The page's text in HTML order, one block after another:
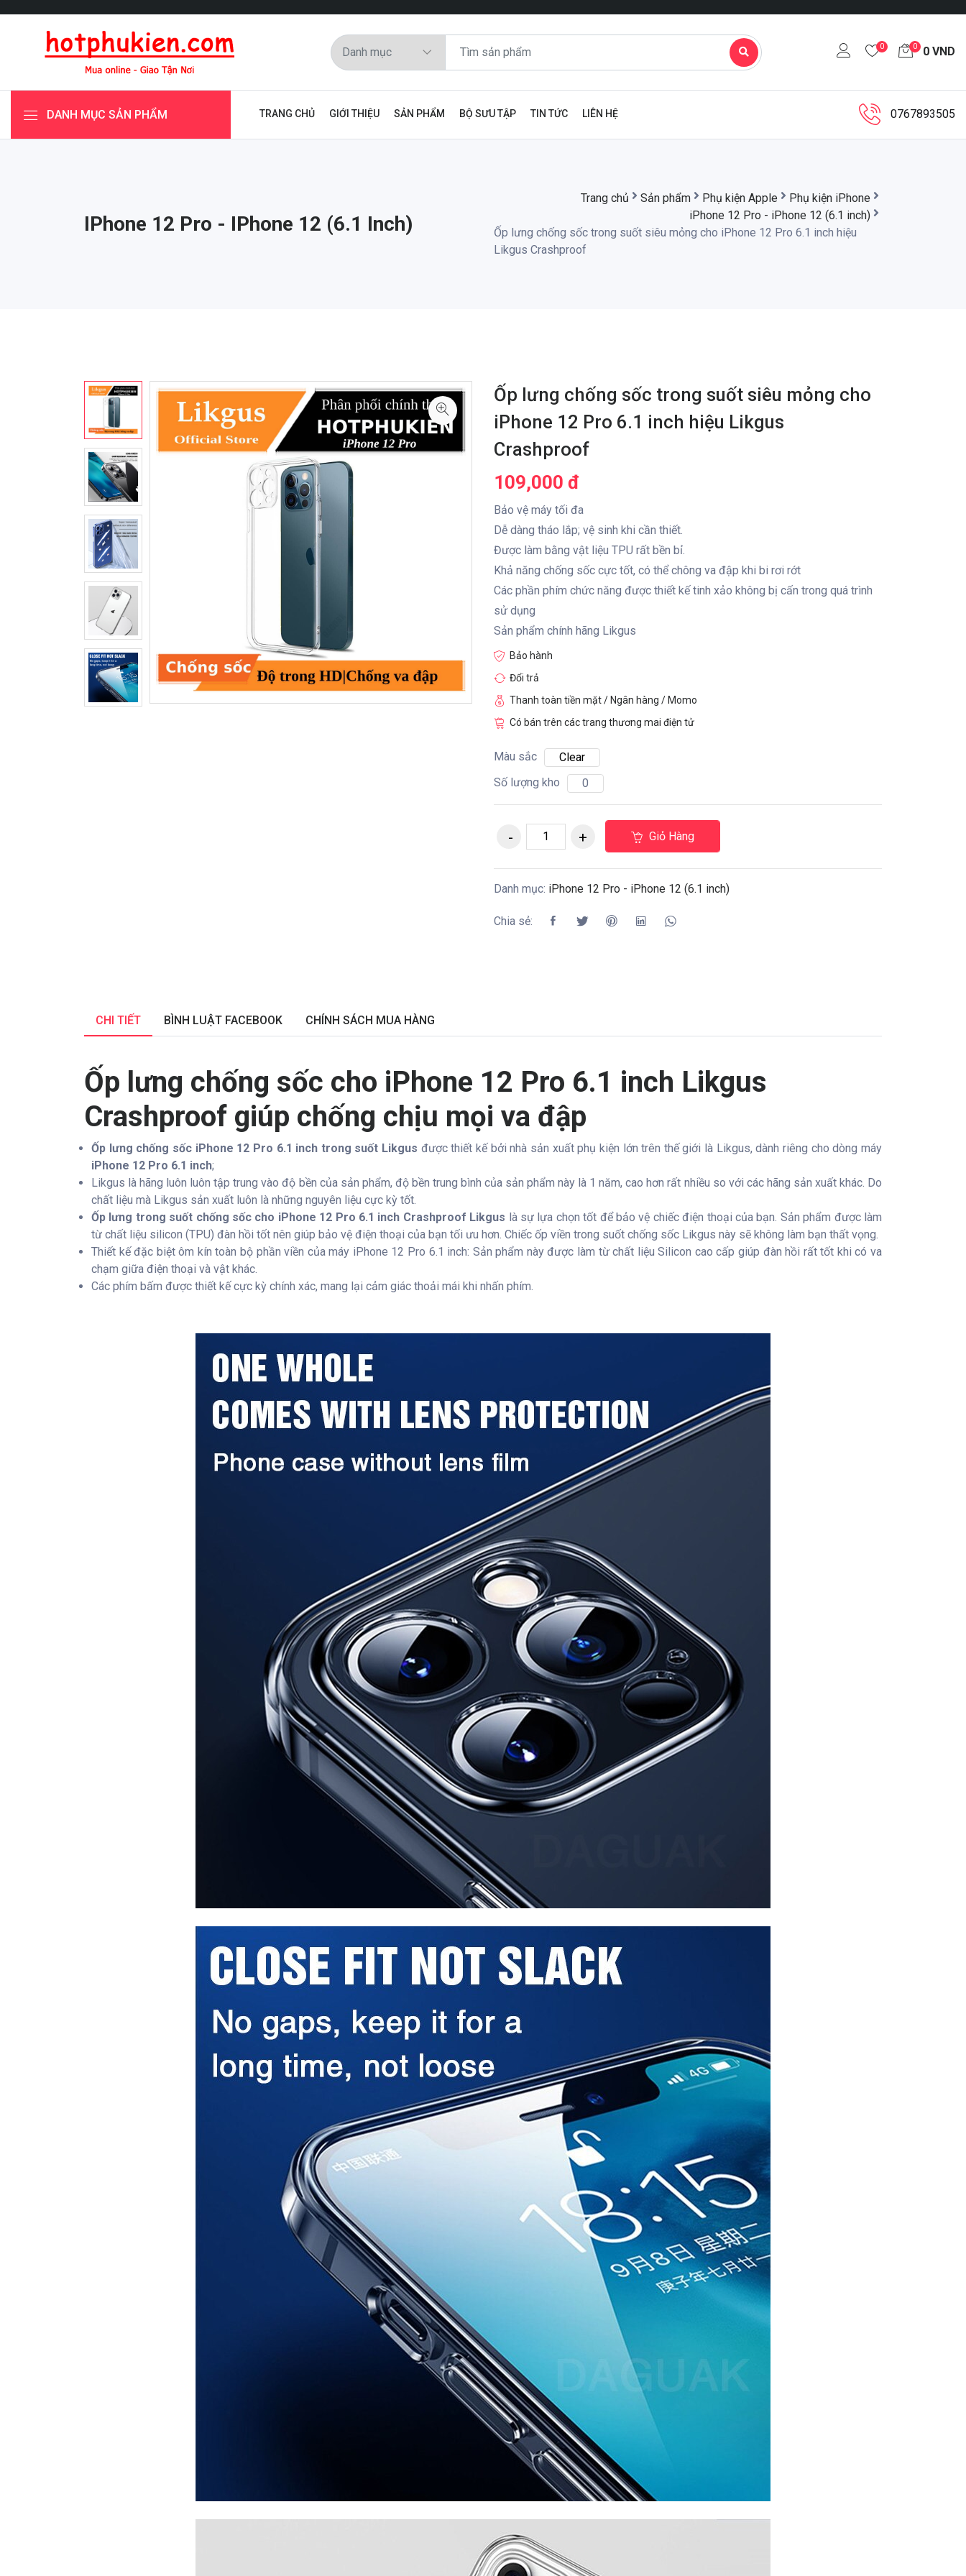
0 0 0 VND
DANH MỤC SẢN PHẨM TRANG CHỦ GIỚI THIỆU SẢN PHẨM BỘ SƯU TẬP TIN TỨC LIÊN HỆ 0767893505
IPhone 12 Pro - IPhone 12 (6.1 Inch)
Trang chủ Sản phẩm Phụ kiện Apple
Phụ kiện iPhone
iPhone 12 Pro - iPhone 12 (6.1 inch)
Ốp lưng chống sốc trong suốt siêu mỏng cho iPhone 12 Pro 6.1 inch hiệu
Likgus Crashproof
Ốp lưng chống sốc trong suốt siêu mỏng cho
iPhone 12 Pro 6.1 inch hiệu Likgus
Crashproof
109,000 đ
Bảo vệ máy tối đa
Dễ dàng tháo lắp; vệ sinh khi cần thiết.
Được làm bằng vật liệu TPU rất bền bỉ.
Khả năng chống sốc cực tốt, có thể chông va đập khi bi rơi rớt
Các phần phím chức năng được thiết kế tinh xảo không bị cấn trong quá trình
sử dụng
Sản phẩm chính hãng Likgus
Bảo hành
Đổi trả
Thanh toàn tiền mặt / Ngân hàng / Momo
Có bán trên các trang thương mai điện tử
Màu sắc
Clear
Số lượng kho
0
Giỏ Hàng
Danh mục: iPhone 12 Pro - iPhone 12 (6.1 inch)
Chia sẻ:
CHI TIẾT BÌNH LUẬT FACEBOOK CHÍNH SÁCH MUA HÀNG
Ốp lưng chống sốc cho iPhone 12 Pro 6.1 inch Likgus
Crashproof giúp chống chịu mọi va đập
Ốp lưng chống sốc iPhone 12 Pro 6.1 inch trong suốt Likgus được thiết kế bởi nhà sản xuất phụ kiện lớn trên thế giới là Likgus, dành riêng cho dòng máy
iPhone 12 Pro 6.1 inch;
Likgus là hãng luôn luôn tập trung vào độ bền của sản phẩm, độ bền trung bình của sản phẩm này là 1 năm, cao hơn rất nhiều so với các hãng sản xuất khác. Do
chất liệu mà Likgus sản xuất luôn là những nguyên liệu cực kỳ tốt.
Ốp lưng trong suốt chống sốc cho iPhone 12 Pro 6.1 inch Crashproof Likgus là sự lựa chọn tốt để bảo vệ chiếc điện thoại của bạn. Sản phẩm được làm
từ chất liệu silicon (TPU) đàn hồi tốt nên giúp bảo vệ điện thoại của bạn tối ưu hơn. Chiếc ốp viền trong suốt chống sốc Likgus này sẽ không làm bạn thất vọng.
Thiết kế đặc biệt ôm kín toàn bộ phần viền của máy iPhone 12 Pro 6.1 inch: Sản phẩm này được làm từ chất liệu Silicon cao cấp giúp đàn hồi rất tốt khi có va
chạm giữa điện thoại và vật khác.
Các phím bấm được thiết kế cực kỳ chính xác, mang lại cảm giác thoải mái khi nhấn phím.